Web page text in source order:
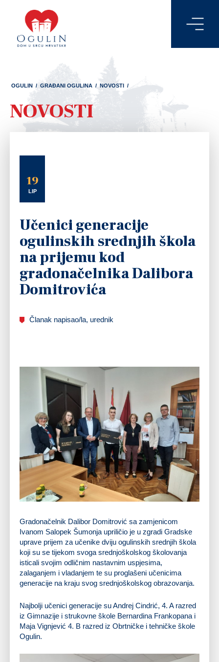
OGULIN / GRAĐANI OGULINA / NOVOSTI /
NOVOSTI
19
LIP
Učenici generacije
ogulinskih srednjih škola
na prijemu kod
gradonačelnika Dalibora
Domitrovića
Članak napisao/la, urednik
Gradonačelnik Dalibor Domitrović sa zamjenicom
Ivanom Salopek Šumonja upriličio je u zgradi Gradske
uprave prijem za učenike dviju ogulinskih srednjih škola
koji su se tijekom svoga srednjoškolskog školovanja
isticali svojim odličnim nastavnim uspjesima,
zalaganjem i vladanjem te su proglašeni učenicima
generacije na kraju svog srednjoškolskog obrazovanja.
Najbolji učenici generacije su Andrej Cindrić, 4. A razred
iz Gimnazije i strukovne škole Bernardina Frankopana i
Maja Vignjević 4. B razred iz Obrtničke i tehničke škole
Ogulin.